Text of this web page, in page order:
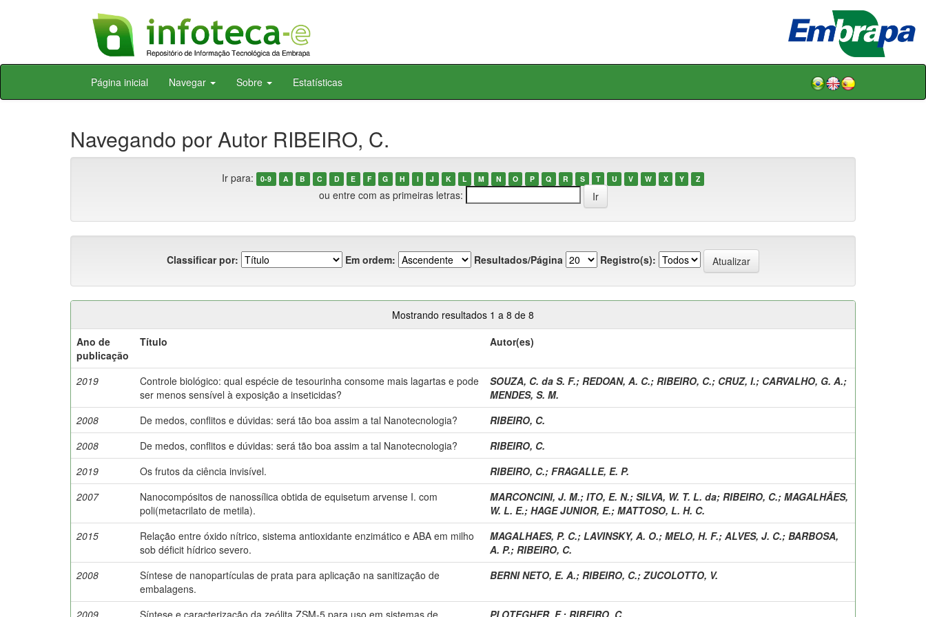
Skip
Página inicial Navegar Sobre Estatísticas
Navegando por Autor RIBEIRO, C.
Ir para: 0-9 A B C D E F G H I J K L M N O P Q R S T U V W X Y Z
ou entre com as primeiras letras:
Classificar por: Em ordem: Resultados/Página Registro(s):
Mostrando resultados 1 a 8 de 8
Ano de
publicação
Título Autor(es)
2019
Controle biológico: qual espécie de tesourinha consome mais lagartas e pode
ser menos sensível à exposição a inseticidas?
SOUZA, C. da S. F.; REDOAN, A. C.; RIBEIRO, C.; CRUZ, I.; CARVALHO, G. A.;
MENDES, S. M.
2008
De medos, conflitos e dúvidas: será tão boa assim a tal Nanotecnologia?
RIBEIRO, C.
2008
De medos, conflitos e dúvidas: será tão boa assim a tal Nanotecnologia?
RIBEIRO, C.
2019
Os frutos da ciência invisível. RIBEIRO, C.; FRAGALLE, E. P.
2007
Nanocompósitos de nanossílica obtida de equisetum arvense I. com
poli(metacrilato de metila).
MARCONCINI, J. M.; ITO, E. N.; SILVA, W. T. L. da; RIBEIRO, C.; MAGALHÃES,
W. L. E.; HAGE JUNIOR, E.; MATTOSO, L. H. C.
2015
Relação entre óxido nítrico, sistema antioxidante enzimático e ABA em milho
sob déficit hídrico severo.
MAGALHAES, P. C.; LAVINSKY, A. O.; MELO, H. F.; ALVES, J. C.; BARBOSA,
A. P.; RIBEIRO, C.
2008
Síntese de nanopartículas de prata para aplicação na sanitização de
embalagens.
BERNI NETO, E. A.; RIBEIRO, C.; ZUCOLOTTO, V.
2009 Síntese e caracterização da zeólita ZSM-5 para uso em sistemas de PLOTEGHER, F. ; RIBEIRO, C.